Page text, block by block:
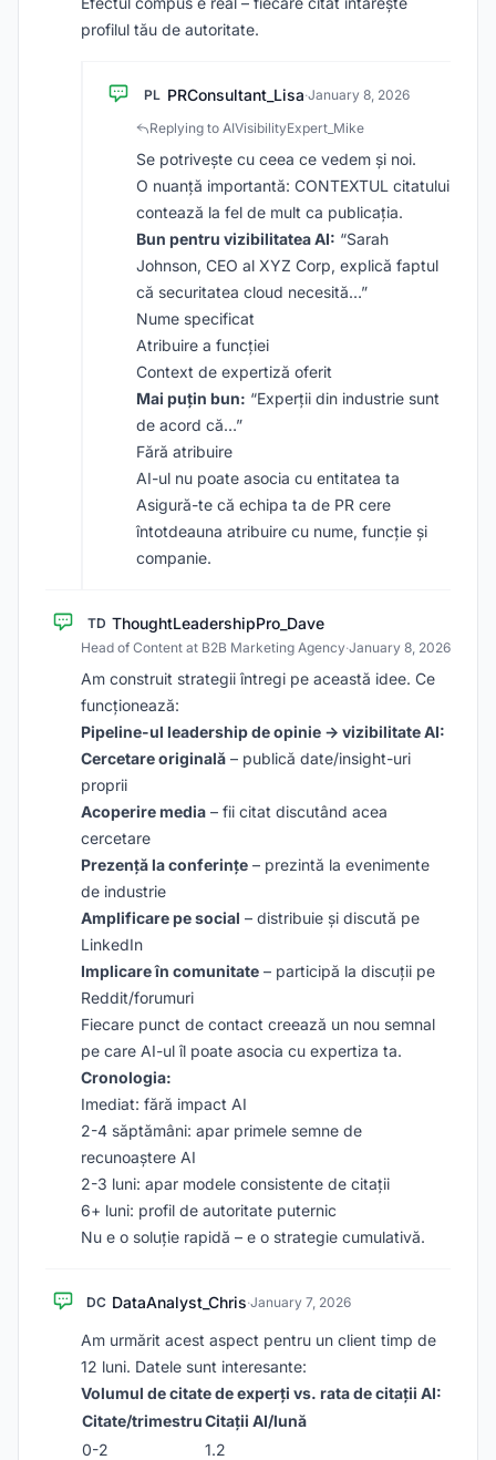
profilul tău de autoritate.
PL PRConsultant_Lisa·January 8, 2026
Replying to AIVisibilityExpert_Mike
Se potrivește cu ceea ce vedem și noi.
O nuanță importantă: CONTEXTUL citatului
contează la fel de mult ca publicația.
Bun pentru vizibilitatea AI: “Sarah
Johnson, CEO al XYZ Corp, explică faptul
că securitatea cloud necesită…”
Nume specificat
Atribuire a funcției
Context de expertiză oferit
Mai puțin bun: “Experții din industrie sunt
de acord că…”
Fără atribuire
AI-ul nu poate asocia cu entitatea ta
Asigură-te că echipa ta de PR cere
întotdeauna atribuire cu nume, funcție și
companie.
TD ThoughtLeadershipPro_Dave
Head of Content at B2B Marketing Agency·January 8, 2026
Am construit strategii întregi pe această idee. Ce
funcționează:
Pipeline-ul leadership de opinie → vizibilitate AI:
Cercetare originală – publică date/insight-uri
proprii
Acoperire media – fii citat discutând acea
cercetare
Prezență la conferințe – prezintă la evenimente
de industrie
Amplificare pe social – distribuie și discută pe
LinkedIn
Implicare în comunitate – participă la discuții pe
Reddit/forumuri
Fiecare punct de contact creează un nou semnal
pe care AI-ul îl poate asocia cu expertiza ta.
Cronologia:
Imediat: fără impact AI
2-4 săptămâni: apar primele semne de
recunoaștere AI
2-3 luni: apar modele consistente de citații
6+ luni: profil de autoritate puternic
Nu e o soluție rapidă – e o strategie cumulativă.
DC DataAnalyst_Chris·January 7, 2026
Am urmărit acest aspect pentru un client timp de
12 luni. Datele sunt interesante:
Volumul de citate de experți vs. rata de citații AI:
Citate/trimestruCitații AI/lună
0-2
1.2